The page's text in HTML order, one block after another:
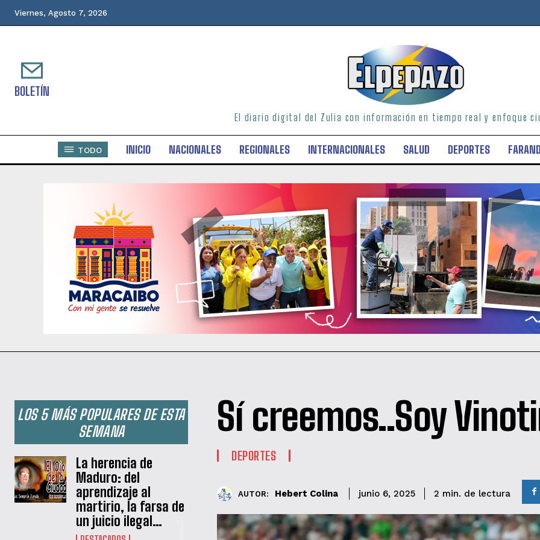
Viernes, Agosto 7, 2026
BOLETÍN
El diario digital del Zulia con información en tiempo real y enfoque
TODO INICIO NACIONALES REGIONALES INTERNACIONALES SALUD DEPORTES
LOS 5 MÁS POPULARES DE ESTA
SEMANA
La herencia de
Maduro: del
aprendizaje al
martirio, la farsa de
un juicio ilegal…
Sí creemos..Soy
DEPORTES
AUTOR: Hebert Colina junio 6, 2025 2 min. de lectura